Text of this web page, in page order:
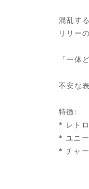
混乱す
リリー
「一体
不安な
特徴:
* レト
* ユニ
* チャ